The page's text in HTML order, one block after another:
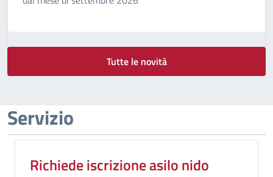
Tutte le novità
Servizio
Richiede iscrizione asilo nido